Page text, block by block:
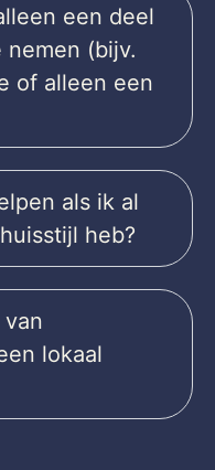
een deel
(bijv.
of alleen een
als ik al
heb?
lokaal